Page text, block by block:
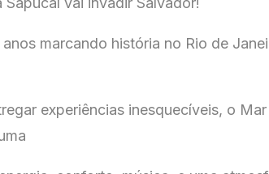
marcando história no Rio de
experiências inesquecíveis, o